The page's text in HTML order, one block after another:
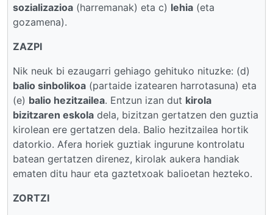
sozializazioa (harremanak) eta c) lehia (eta
gozamena).
ZAZPI
Nik neuk bi ezaugarri gehiago gehituko nituzke: (d)
balio sinbolikoa (partaide izatearen harrotasuna) eta
(e) balio hezitzailea. Entzun izan dut kirola
bizitzaren eskola dela, bizitzan gertatzen den guztia
kirolean ere gertatzen dela. Balio hezitzailea hortik
datorkio. Afera horiek guztiak ingurune kontrolatu
batean gertatzen direnez, kirolak aukera handiak
ematen ditu haur eta gaztetxoak balioetan hezteko.
ZORTZI